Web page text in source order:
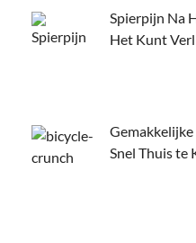
Spierpijn Na
Het Kunt
Gemakkelijke
Snel Thuis te